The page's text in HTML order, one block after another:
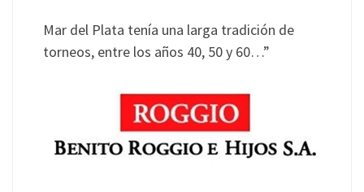
Mar del Plata tenía una larga tradición de
torneos, entre los años 40, 50 y 60…”